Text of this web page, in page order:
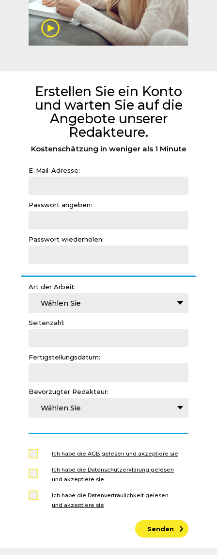
Erstellen Sie ein Konto
und warten Sie auf die
Angebote unserer
Redakteure.
Kostenschätzung in weniger als 1 Minute
E-Mail-Adresse:
Passwort angeben:
Passwort wiederholen:
Art der Arbeit:
Wählen Sie
Seitenzahl:
Fertigstellungsdatum:
Bevorzugter Redakteur:
Wählen Sie
Ich habe die AGB gelesen und akzeptiere sie
Ich habe die Datenschutzerklärung gelesen
und akzeptiere sie
Ich habe die Datenvertraulichkeit gelesen
und akzeptiere sie
Senden